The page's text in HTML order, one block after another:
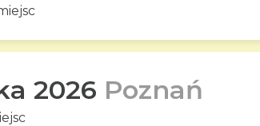
2026 Poznań